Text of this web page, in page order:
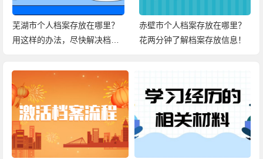
芜湖市个人档案存放在哪里？
用这样的办法，尽快解决档案
赤壁市个人档案存放在哪里？
花两分钟了解档案存放信息！